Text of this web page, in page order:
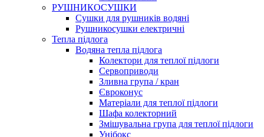
РУШНИКОСУШКИ
Сушки для рушників водяні
Рушникосушки електричні
Тепла підлога
Водяна тепла підлога
Колектори для теплої підлоги
Сервоприводи
Зливна група / кран
Євроконус
Матеріали для теплої підлоги
Шафа колекторний
Змішувальна група для теплої підлоги
Унібокс